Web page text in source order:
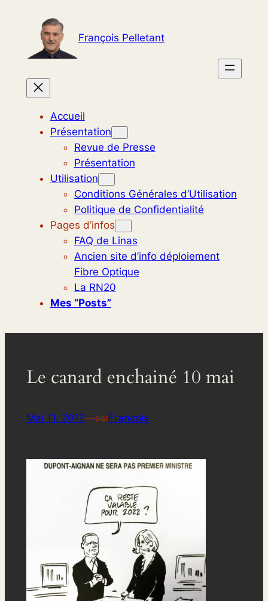
contenu
François Pelletant
Accueil
Présentation
Revue de Presse
Présentation
Utilisation
Conditions Générales d’Utilisation
Politique de Confidentialité
Pages d’infos
FAQ de Linas
Ancien site d’info déploiement
Fibre Optique
La RN20
Mes “posts”
Le canard enchainé 10 mai
Mai 11, 2017—parFrancois